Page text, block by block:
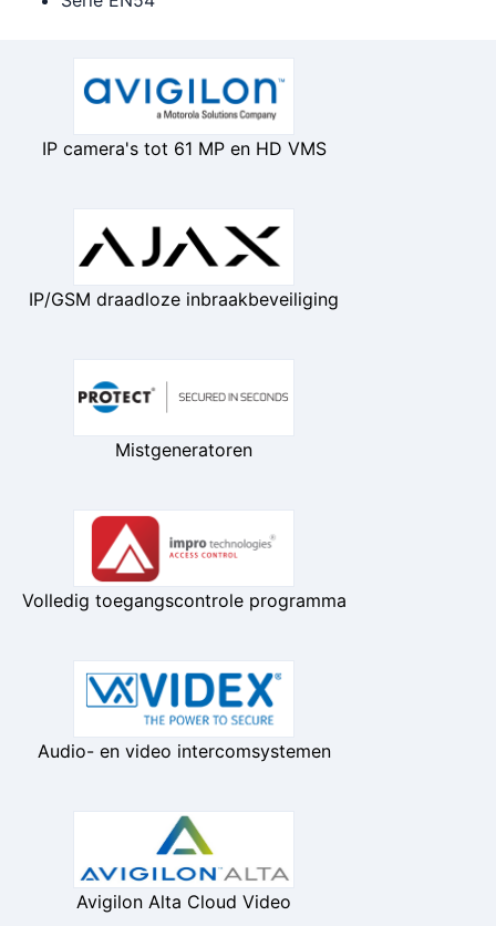
IP camera's tot 61 MP en HD VMS
IP/GSM draadloze inbraakbeveiliging
Mistgeneratoren
Volledig toegangscontrole programma
Audio- en video intercomsystemen
Avigilon Alta Cloud Video